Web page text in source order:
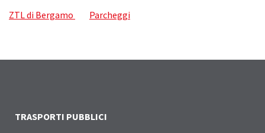
ZTL di Bergamo Parcheggi
TRASPORTI PUBBLICI